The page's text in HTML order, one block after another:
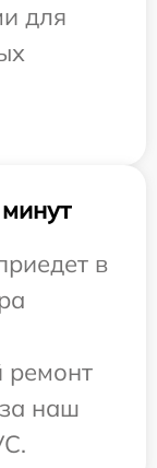
для
в
ремонт
наш